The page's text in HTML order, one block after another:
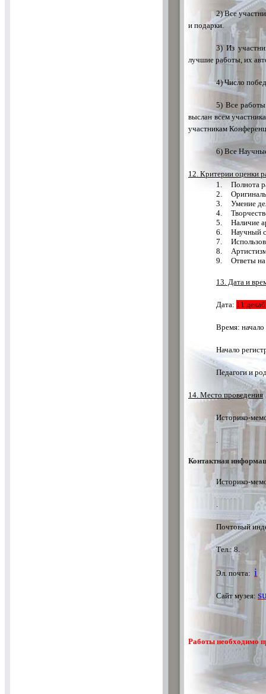
2) Все
и подарки.
3) Из
лучшие работы, их
4) Число
5) Все
выслан всем
участникам
6) Все
12. Критерии оценки
1.
Полнота
2.
3.
Умение
4.
5.
Наличие
6.
Научный
7.
8.
9.
Ответы
13. Дата и
Дата: 11
Время:
Начало
Педагоги и
14. Место проведения
Историко-
.
Контактная
Историко-
.
Почтовый
Тел.: 8.
Эл. почта:i
Сайт музея:
Работы необходимо